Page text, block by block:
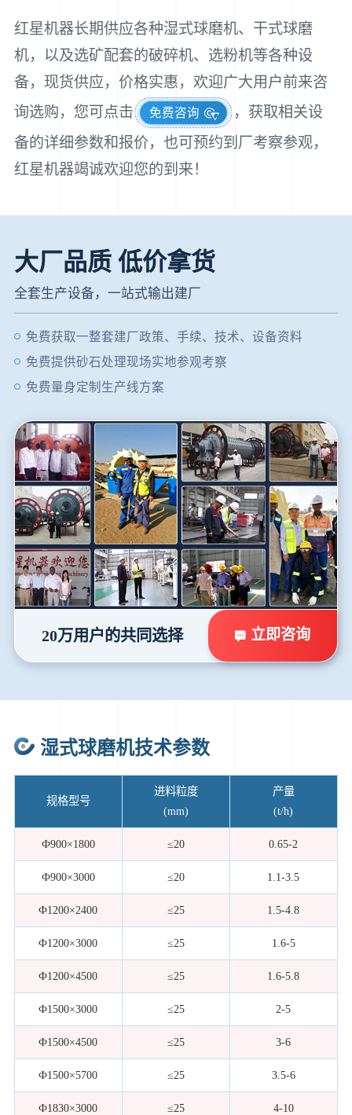
红星机器长期供应各种湿式球磨机、干式球磨
机，以及选矿配套的破碎机、选粉机等各种设
备，现货供应，价格实惠，欢迎广大用户前来咨
询选购，您可点击
免费咨询
，获取相关设
备的详细参数和报价，也可预约到厂考察参观，
红星机器竭诚欢迎您的到来！
大厂品质 低价拿货
全套生产设备，一站式输出建厂
免费获取一整套建厂政策、手续、技术、设备资料
免费提供砂石处理现场实地参观考察
免费量身定制生产线方案
20万用户的共同选择 立即咨询
湿式球磨机技术参数
规格型号
进料粒度
(mm)
产量
(t/h)
Ф900×1800 ≤20 0.65-2
Ф900×3000 ≤20 1.1-3.5
Ф1200×2400 ≤25 1.5-4.8
Ф1200×3000 ≤25 1.6-5
Ф1200×4500 ≤25 1.6-5.8
Ф1500×3000 ≤25 2-5
Ф1500×4500 ≤25 3-6
Ф1500×5700 ≤25 3.5-6
Ф1830×3000 ≤25 4-10